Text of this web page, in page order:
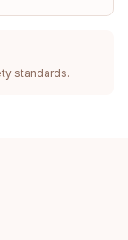
standards.